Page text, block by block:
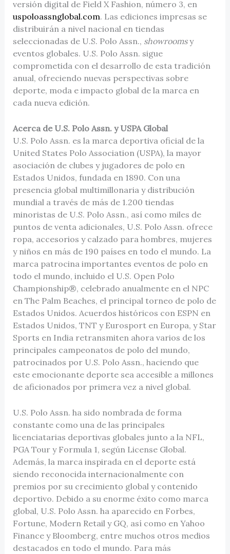
versión digital de Field X Fashion, número 3, en
uspoloassnglobal.com. Las ediciones impresas se
distribuirán a nivel nacional en tiendas
seleccionadas de U.S. Polo Assn., showroomsy
eventos globales. U.S. Polo Assn. sigue
comprometida con el desarrollo de esta tradición
anual, ofreciendo nuevas perspectivas sobre
deporte, moda e impacto global de la marca en
cada nueva edición.
Acerca de U.S. Polo Assn. y USPA Global
U.S. Polo Assn. es la marca deportiva oficial de la
United States Polo Association (USPA), la mayor
asociación de clubes y jugadores de polo en
Estados Unidos, fundada en 1890. Con una
presencia global multimillonaria y distribución
mundial a través de más de 1.200 tiendas
minoristas de U.S. Polo Assn., así como miles de
puntos de venta adicionales, U.S. Polo Assn. ofrece
ropa, accesorios y calzado para hombres, mujeres
y niños en más de 190 países en todo el mundo. La
marca patrocina importantes eventos de polo en
todo el mundo, incluido el U.S. Open Polo
Championship®, celebrado anualmente en el NPC
en The Palm Beaches, el principal torneo de polo de
Estados Unidos. Acuerdos históricos con ESPN en
Estados Unidos, TNT y Eurosport en Europa, y Star
Sports en India retransmiten ahora varios de los
principales campeonatos de polo del mundo,
patrocinados por U.S. Polo Assn., haciendo que
este emocionante deporte sea accesible a millones
de aficionados por primera vez a nivel global.
U.S. Polo Assn. ha sido nombrada de forma
constante como una de las principales
licenciatarias deportivas globales junto a la NFL,
PGA Tour y Formula 1, según License Global.
Además, la marca inspirada en el deporte está
siendo reconocida internacionalmente con
premios por su crecimiento global y contenido
deportivo. Debido a su enorme éxito como marca
global, U.S. Polo Assn. ha aparecido en Forbes,
Fortune, Modern Retail y GQ, así como en Yahoo
Finance y Bloomberg, entre muchos otros medios
destacados en todo el mundo. Para más